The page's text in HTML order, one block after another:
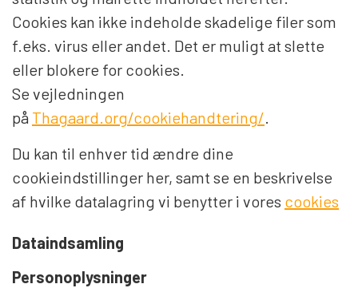
Cookies kan ikke indeholde skadelige filer som
f.eks. virus eller andet. Det er muligt at slette
eller blokere for cookies.
Se vejledningen
på Thagaard.org/cookiehandtering/
Du kan til enhver tid ændre dine
cookieindstillinger her, samt se en beskrivelse
af hvilke datalagring vi benytter i vores cookies
Dataindsamling
Personoplysninger